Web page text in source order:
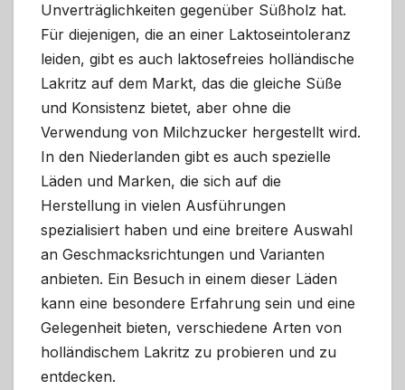
Unverträglichkeiten gegenüber Süßholz hat.
Für diejenigen, die an einer Laktoseintoleranz
leiden, gibt es auch laktosefreies holländische
Lakritz auf dem Markt, das die gleiche Süße
und Konsistenz bietet, aber ohne die
Verwendung von Milchzucker hergestellt wird.
In den Niederlanden gibt es auch spezielle
Läden und Marken, die sich auf die
Herstellung in vielen Ausführungen
spezialisiert haben und eine breitere Auswahl
an Geschmacksrichtungen und Varianten
anbieten. Ein Besuch in einem dieser Läden
kann eine besondere Erfahrung sein und eine
Gelegenheit bieten, verschiedene Arten von
holländischem Lakritz zu probieren und zu
entdecken.